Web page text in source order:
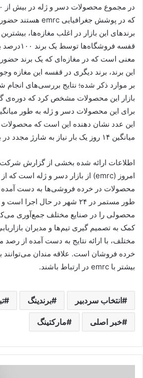
که در پوشش جغرافیایی emrc هستند حضور
برندهای این بازار در اغلب مغازه‌ها،
قفسه
معنی است که در مغازه‌ای که یک برند حضور
این برند، برند دیگری در قفسه این مغازه
بر موارد ذکر شده: نتایج بررسی‌های انجام
بازار این محصولات مشخص کرد که
این عدد نشان دهنده این است که محصولات
میانگین ۱۴ روز یک بار نیاز به شارژ مجدد در بازار دارند.
اطلاعات ارائه شده بخشی از گزارش شرکت
امروز (emrc) از بازار دسر و ژله است که از
محصولات در خرده فروشی‌ها به دست آمده
طور مستمر در ۲۴ شهر در حال
محصولی را در صنایع مختلف جمع‌آوری
کمک به تصمیم گیری تیم‌ها و مدیران
مختلف، با ارائه نتایج به دست آمده از رصد
خرده فروشان است. علاقه مندان می‌توانند
بیشتر با emrc در ارتباط باشند.
انتخاب سردبیر برندینگ
خبر اصلی مارکتینگ